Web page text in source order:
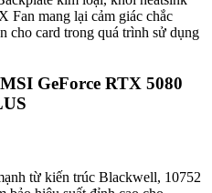
Fan mang lại cảm giác chắc
cho card trong quá trình sử dụng
GeForce RTX 5080
từ kiến trúc Blackwell, 10752